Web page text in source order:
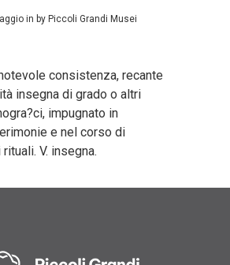
in by Piccoli Grandi Musei
consistenza, recante
insegna di grado o altri
impugnato in
e nel corso di
V. insegna.